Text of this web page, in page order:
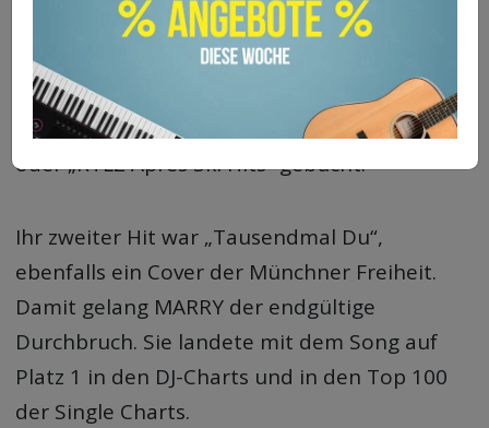
Erfolgshit herausbrachte.
Sie wird für zahlreiche Shows wie „RTL
Ballermann Hits“, „RTL 2-Die neue Hitparade“
oder „RTL2 Après Ski Hits“ gebucht.
Ihr zweiter Hit war „Tausendmal Du“,
ebenfalls ein Cover der Münchner Freiheit.
Damit gelang MARRY der endgültige
Durchbruch. Sie landete mit dem Song auf
Platz 1 in den DJ-Charts und in den Top 100
der Single Charts.